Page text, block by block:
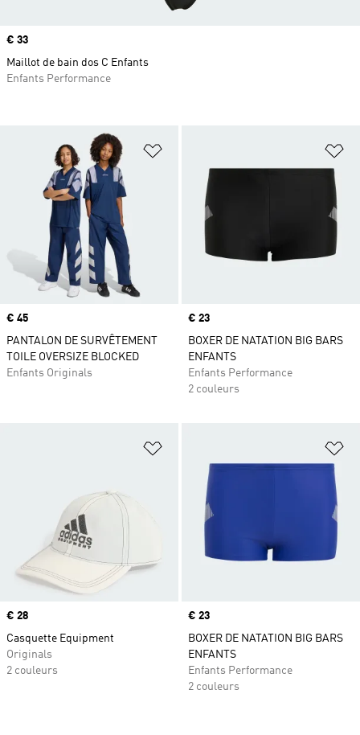
Ajouter à la Liste de produits
Prix
€ 45
PANTALON DE SURVÊTEMENT
TOILE OVERSIZE BLOCKED
Enfants Originals
Prix
€ 23
BOXER DE NATATION BIG BARS
ENFANTS
Enfants Performance
2 couleurs
Ajouter à la Liste de produits
Prix
€ 28
Casquette Equipment
Originals
2 couleurs
Prix
€ 23
BOXER DE NATATION BIG BARS
ENFANTS
Enfants Performance
2 couleurs
Prix
€ 33
Maillot de bain dos C Enfants
Enfants Performance